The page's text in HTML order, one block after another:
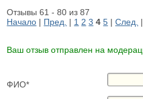
Отзывы 61 - 80 из 87
Начало | Пред. | 1 2 3 4 5 |След. |
Ваш отзыв отправлен на
ФИО*